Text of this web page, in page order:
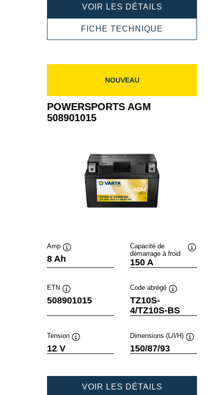
VOIR LES DÉTAILS
507901012
FICHE TECHNIQUE
NOUVEAU
POWERSPORTS AGM
508901015
Amp
8 Ah
Capacité de
démarrage à froid
150 A
ETN
Infobulle
508901015
Code abrégé
TZ10S-
4/TZ10S-BS
Tension
12 V
Dimensions (L/l/H)
150/87/93
VOIR LES DÉTAILS